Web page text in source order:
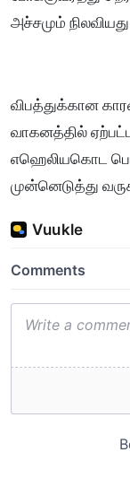
அச்சமும்
விபத்துக்கான
வாகனத்தில்
எஹெலியகொட
முன்னெடுத்து